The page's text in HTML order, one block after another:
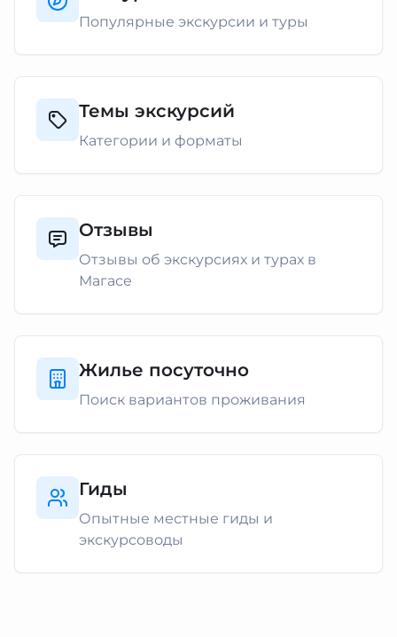
Популярные экскурсии и туры
Темы экскурсий
Категории и форматы
Отзывы
Отзывы об экскурсиях и турах в
Магасе
Жилье посуточно
Поиск вариантов проживания
Гиды
Опытные местные гиды и
экскурсоводы